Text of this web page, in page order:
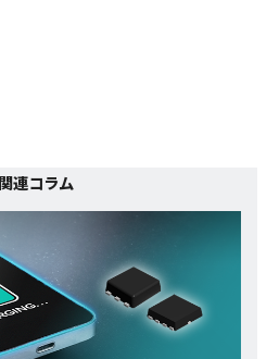
関連コラム